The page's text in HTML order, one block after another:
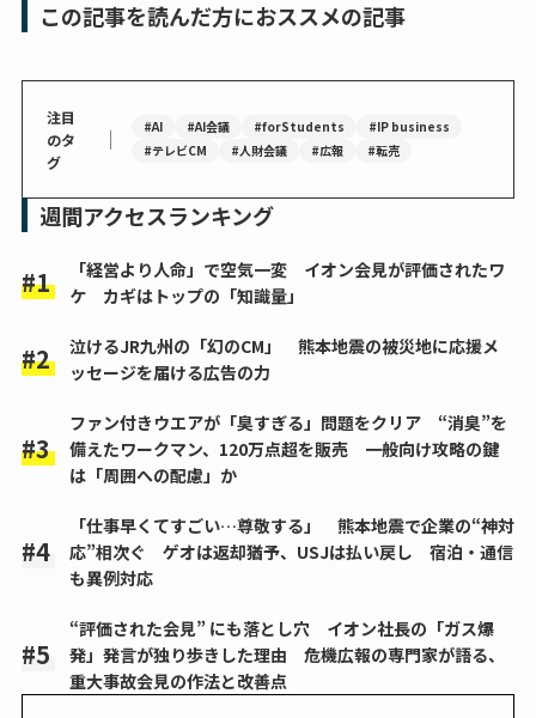
この記事を読んだ方におススメの記事
注目
のタ
グ
｜ #AI #AI会議 #forStudents
#IP business
#テレビCM
#人財会議 #広報 #転売
週間アクセスランキング
「経営より人命」で空気一変 イオン会見が評価されたワ
ケ カギはトップの「知識量」
泣けるJR九州の「幻のCM」 熊本地震の被災地に応援メ
ッセージを届ける広告の力
ファン付きウエアが「臭すぎる」問題をクリア “消臭”を
備えたワークマン、120万点超を販売 一般向け攻略の鍵
は「周囲への配慮」か
「仕事早くてすごい…尊敬する」 熊本地震で企業の“神対
応”相次ぐ ゲオは返却猶予、USJは払い戻し 宿泊・通信
も異例対応
“評価された会見” にも落とし穴 イオン社長の「ガス爆
発」発言が独り歩きした理由 危機広報の専門家が語る、
重大事故会見の作法と改善点